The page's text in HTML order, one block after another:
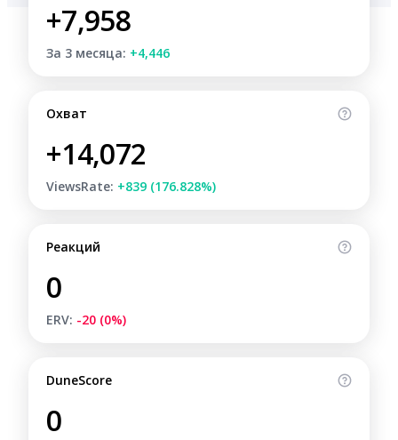
+7,958
За 3 месяца: +4,446
Охват
+14,072
ViewsRate: +839 (176.828%)
Реакций
0
ERV: -20 (0%)
DuneScore
0